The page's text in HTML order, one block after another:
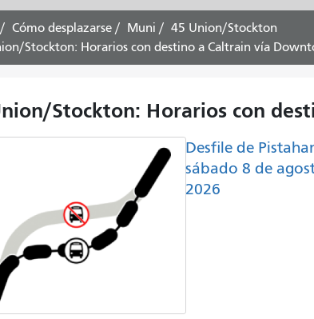
partida
Cómo desplazarse Muni
45 Union/Stockton
Stockton: Horarios con destino a Caltrain vía
Stockton: Horarios con
Desfile de
sábado 8 de
2026